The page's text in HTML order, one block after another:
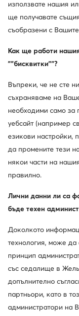
Чантите Juicy
началото на
лъскави детайли,
съчетават
прави любим
и
привличат
използвате нашия
ще получавате
съобразени с
Как ще работи
""бисквитки""?
Въпреки, че не сте
съхраняваме на
необходими само за
уебсайт (например
езикови настройки,
да промените тези
някои части на
правилно.
Лични данни ли са
бъде техен
Доколкото
технология, може
принцип
със седалище в
допълнително
партньори, като в
администратори на